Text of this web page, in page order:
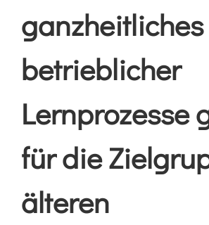
betrieblicher
Lernprozesse
für die
älteren